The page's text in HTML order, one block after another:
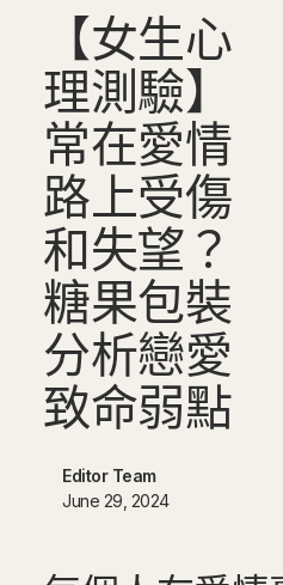
【女生心
理測驗】
常在愛情
路上受傷
和失望 ？
糖果包裝
分析戀愛
致命弱點
Editor Team
June 29, 2024